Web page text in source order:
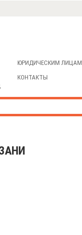
ЮРИДИЧЕСКИМ ЛИЦАМ
КОНТАКТЫ